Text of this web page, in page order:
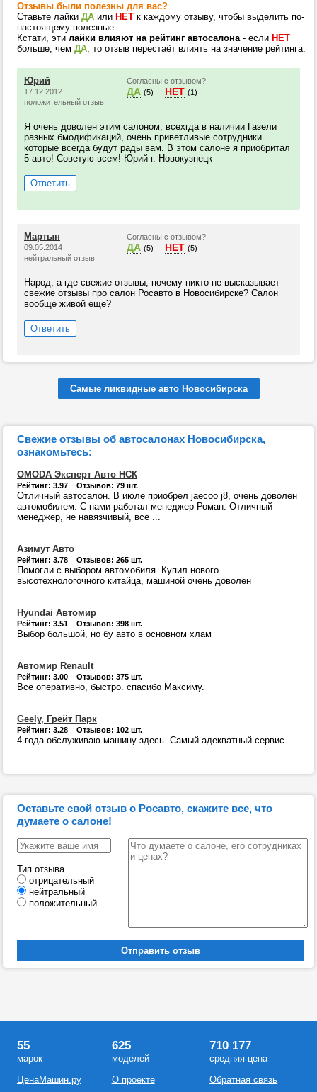
Отзывы были полезны для вас?
Ставьте лайки ДА или НЕТ к каждому отзыву, чтобы выделить по-
настоящему полезные.
Кстати, эти лайки влияют на рейтинг автосалона- если НЕТ
больше, чем ДА, то отзыв перестаёт влиять на значение рейтинга.
Юрий
17.12.2012
положительный отзыв
Согласны с отзывом?
ДА (5) НЕТ (1)
Я очень доволен этим салоном, всехгда в наличии Газели
разных бмодификаций, очень приветливые сотрудники
которые всегда будут рады вам. В этом салоне я приобритал
5 авто! Советую всем! Юрий г. Новокузнецк
Ответить
Мартын
09.05.2014
нейтральный отзыв
Согласны с отзывом?
ДА (5) НЕТ (5)
Народ, а где свежие отзывы, почему никто не высказывает
свежие отзывы про салон Росавто в Новосибирске? Салон
вообще живой еще?
Ответить
Самые ликвидные авто Новосибирска
Свежие отзывы об автосалонах Новосибирска,
ознакомьтесь:
OMODA Эксперт Авто НСК
Рейтинг: 3.97 Отзывов: 79 шт.
Отличный автосалон. В июле приобрел jaecoo j8, очень доволен
автомобилем. С нами работал менеджер Роман. Отличный
менеджер, не навязчивый, все ...
Азимут Авто
Рейтинг: 3.78 Отзывов: 265 шт.
Помогли с выбором автомобиля. Купил нового
высотехнологочного китайца, машиной очень доволен
Hyundai Автомир
Рейтинг: 3.51 Отзывов: 398 шт.
Выбор большой, но бу авто в основном хлам
Автомир Renault
Рейтинг: 3.00 Отзывов: 375 шт.
Все оперативно, быстро. спасибо Максиму.
Geely, Грейт Парк
Рейтинг: 3.28 Отзывов: 102 шт.
4 года обслуживаю машину здесь. Самый адекватный сервис.
Оставьте свой отзыв о Росавто, скажите все, что
думаете о салоне!
Тип отзыва
отрицательный
нейтральный
положительный
55
марок
ЦенаМашин.ру
625
моделей
О проекте
710 177
средняя цена
Обратная связь